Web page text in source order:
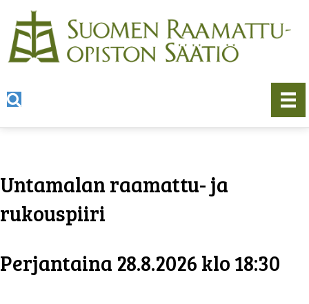
Untamalan raamattu- ja
rukouspiiri
Perjantaina 28.8.2026 klo 18:30